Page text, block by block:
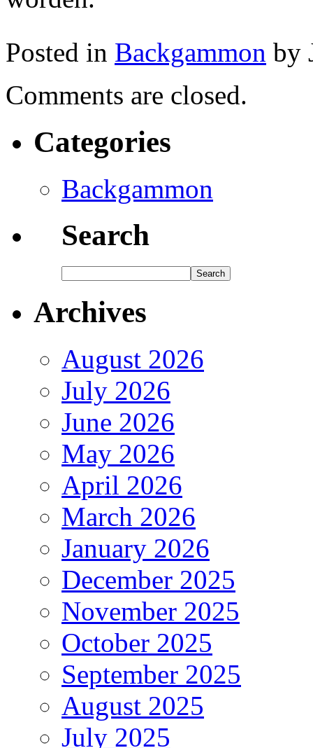
Posted in Backgammon by
Comments are closed.
Categories
Backgammon
Search
Archives
August 2026
July 2026
June 2026
May 2026
April 2026
March 2026
January 2026
December 2025
November 2025
October 2025
September 2025
August 2025
July 2025